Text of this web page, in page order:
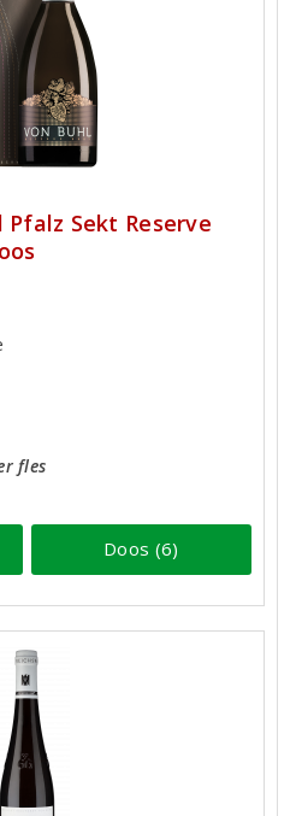
Sekt Reserve
fles
Doos (6)